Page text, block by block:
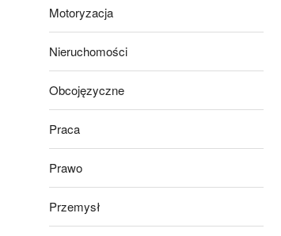
Motoryzacja
Nieruchomości
Obcojęzyczne
Praca
Prawo
Przemysł